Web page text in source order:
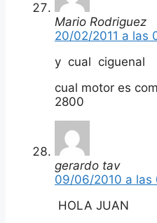
Mario Rodriguez
20/02/2011 a las
y cual ciguenal
cual motor es
2800
gerardo tav
09/06/2010 a las
HOLA JUAN